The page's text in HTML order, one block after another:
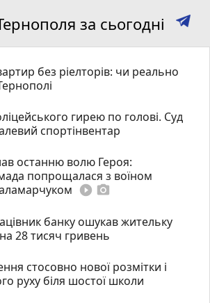
за сьогодні
без ріелторів: чи реально
гирею по голові. Суд
спортінвентар
останню волю Героя:
попрощалася з воїном
play_circle_filled photo_camera
банку ошукав жительку
28 тисяч гривень
стосовно нової розмітки і
руху біля шостої школи